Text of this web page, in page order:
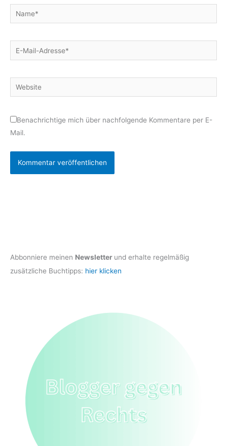
Name*
E-
Mail-
Website
Benachrichtige mich über nachfolgende Kommentare per E-
Mail.
Abbonniere meinen Newsletter und erhalte regelmäßig
zusätzliche Buchtipps: hier klicken